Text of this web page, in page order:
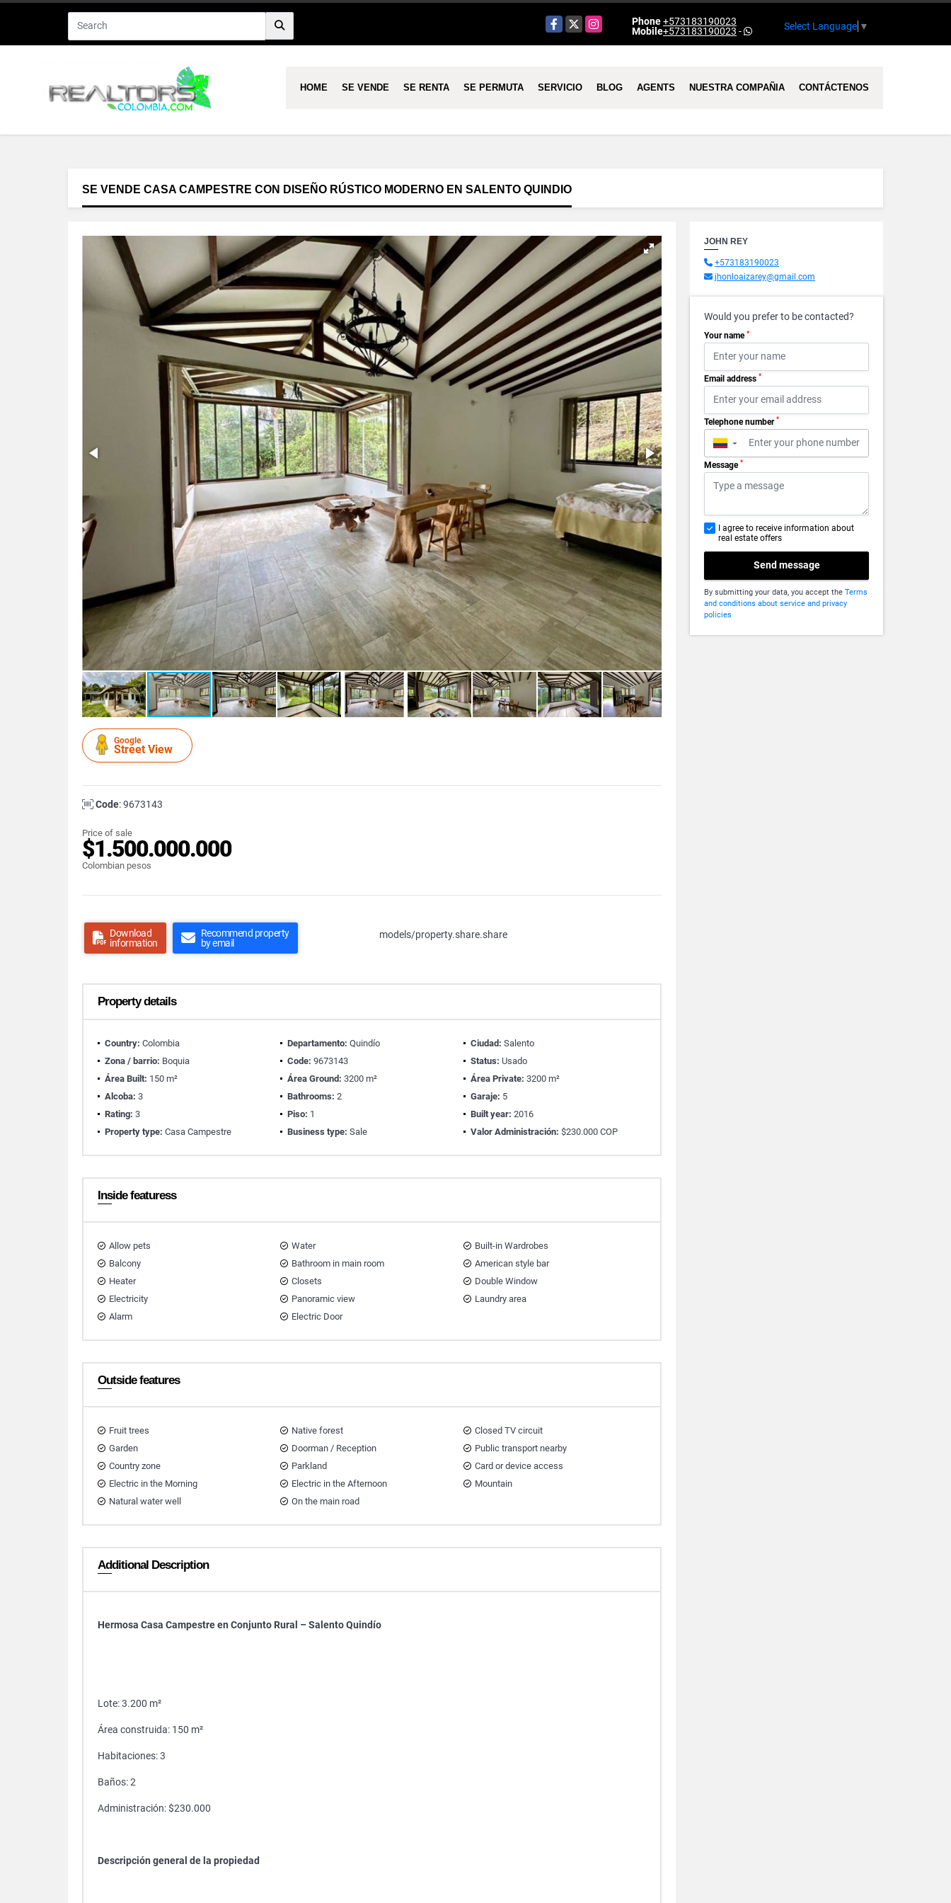
Facebook
X Instagram Phone+573183190023
Mobile+573183190023 - Select Language ▼
HOME SE VENDE SE RENTA SE PERMUTA SERVICIO BLOG AGENTS NUESTRA COMPAÑIA CONTÁCTENOS
SE VENDE CASA CAMPESTRE CON DISEÑO RÚSTICO MODERNO EN SALENTO QUINDIO
Google
Street View
Code: 9673143
Price of sale
$1.500.000.000
Colombian pesos
Download
information
Recommend property
by email
models/property.share.share
Property details
Country: Colombia Departamento: Quindío Ciudad: Salento
Zona / barrio: Boquia Code: 9673143 Status: Usado
Área Built: 150 m² Área Ground: 3200 m² Área Private: 3200 m²
Alcoba: 3 Bathrooms: 2 Garaje: 5
Rating: 3 Piso: 1 Built year: 2016
Property type: Casa Campestre Business type: Sale Valor Administración: $230.000 COP
Inside featuress
Allow pets Water
Built-in Wardrobes
Balcony
Bathroom in main room
American style bar
Heater
Closets
Double Window
Electricity
Panoramic view
Laundry area
Alarm
Electric Door
Outside features
Fruit trees Native forest
Closed TV circuit
Garden
Doorman / Reception
Public transport nearby
Country zone
Parkland
Card or device access
Electric in the Morning
Electric in the Afternoon
Mountain
Natural water well
On the main road
Additional Description
Hermosa Casa Campestre en Conjunto Rural – Salento Quindío
Lote: 3.200 m²
Área construida: 150 m²
Habitaciones: 3
Baños: 2
Administración: $230.000
Descripción general de la propiedad
JOHN REY
+573183190023
jhonloaizarey@gmail.com
Would you prefer to be contacted?
Your name *
Email address *
Telephone number *
▼
Message *
I agree to receive information about
real estate offers
Send message
By submitting your data, you accept the Terms
and conditions about service and privacy
policies